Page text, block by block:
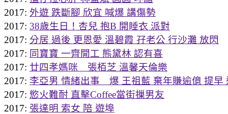
2017: 外遊 跌斷腳 欣宜 喊爆 講傷勢
2017: 38歲生日！杏兒 抱B 開睡衣 派對
2017: 分居 過後 更恩愛 溫碧霞 孖老公 行沙灘 放閃
2017: 同寶寶 一齊開工 熊黛林 認有喜
2017: 廿四孝媽咪 張栢芝 溫馨天倫樂
2017: 李亞男 情緒出事 爆 王祖藍 棄年賺逾億 提早
2017: 慾火難耐 直擊Coffee當街摷男友
2017: 張達明 索女 陪 遊埠